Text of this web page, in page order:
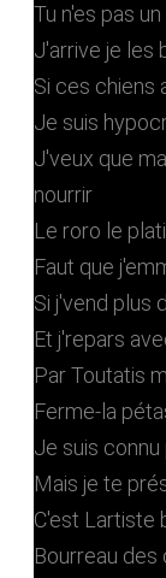
Tu n'es pas
J'arrive je les
Si ces chiens
Je suis
J'veux que
nourrir
Le roro le
Faut que
Si j'vend plus
Et j'repars
Par Toutatis
Ferme-la
Je suis
Mais je te
C'est Lartiste
Bourreau des